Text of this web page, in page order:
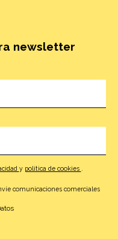
newsletter
y política de cookies
comunicaciones comerciales